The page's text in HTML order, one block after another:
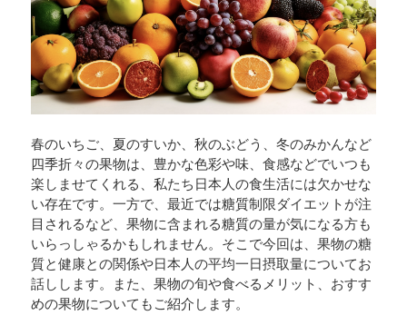
春のいちご、夏のすいか、秋のぶどう、冬のみかんなど
四季折々の果物は、豊かな色彩や味、食感などでいつも
楽しませてくれる、私たち日本人の食生活には欠かせな
い存在です。一方で、最近では糖質制限ダイエットが注
目されるなど、果物に含まれる糖質の量が気になる方も
いらっしゃるかもしれません。そこで今回は、果物の糖
質と健康との関係や日本人の平均一日摂取量についてお
話しします。また、果物の旬や食べるメリット、おすす
めの果物についてもご紹介します。